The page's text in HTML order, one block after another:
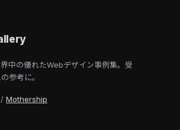
中の優れたWebデザイン事例集。受
参考に。
/ Mothership